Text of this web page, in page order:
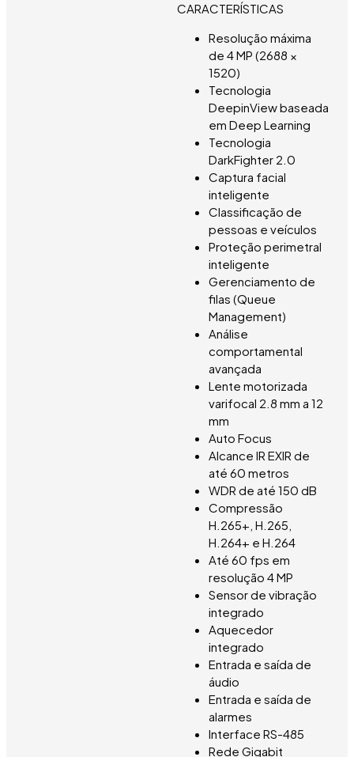
CARACTERÍSTICAS
Resolução máxima
de 4 MP (2688 ×
1520)
Tecnologia
DeepinView baseada
em Deep Learning
Tecnologia
DarkFighter 2.0
Captura facial
inteligente
Classificação de
pessoas e veículos
Proteção perimetral
inteligente
Gerenciamento de
filas (Queue
Management)
Análise
comportamental
avançada
Lente motorizada
varifocal 2.8 mm a 12
mm
Auto Focus
Alcance IR EXIR de
até 60 metros
WDR de até 150 dB
Compressão
H.265+, H.265,
H.264+ e H.264
Até 60 fps em
resolução 4 MP
Sensor de vibração
integrado
Aquecedor
integrado
Entrada e saída de
áudio
Entrada e saída de
alarmes
Interface RS-485
Rede Gigabit